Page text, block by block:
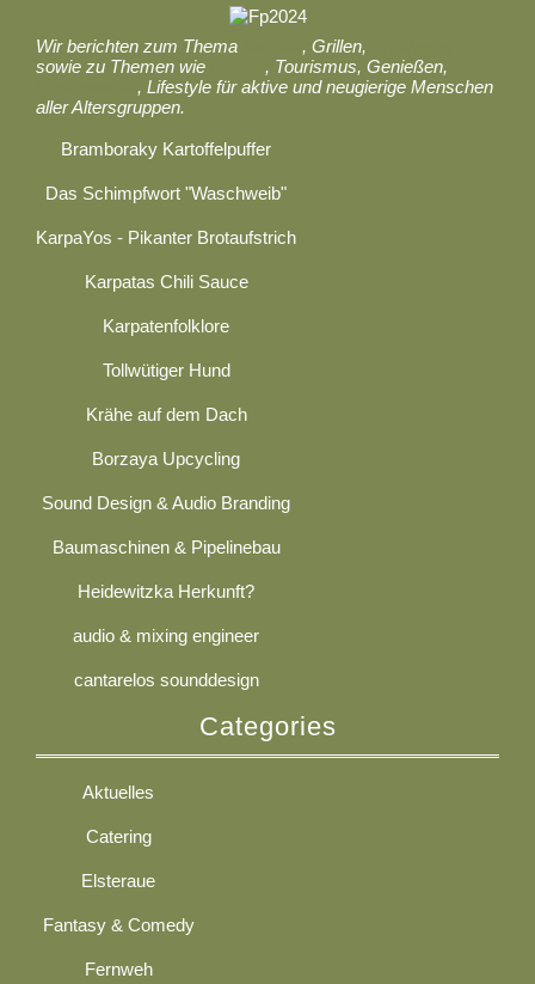
Wir berichten zum Thema , Grillen,
sowie zu Themen wie
, Tourismus, Genießen,
, Lifestyle für aktive und neugierige Menschen
aller Altersgruppen.
Bramboraky Kartoffelpuffer
Das Schimpfwort "Waschweib"
KarpaYos - Pikanter Brotaufstrich
Karpatas Chili Sauce
Karpatenfolklore
Tollwütiger Hund
Krähe auf dem Dach
Borzaya Upcycling
Sound Design & Audio Branding
Baumaschinen & Pipelinebau
Heidewitzka Herkunft?
audio & mixing engineer
cantarelos sounddesign
Categories
Aktuelles
Catering
Elsteraue
Fantasy & Comedy
Fernweh